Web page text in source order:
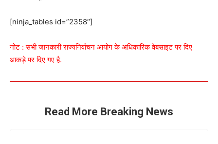
[ninja_tables id=”2358″]
नोट : सभी जानकारी राज्यनिर्वाचन आयोग के अधिकारिक वेबसाइट पर दिए
आकड़े पर दिए गए है.
Read More Breaking News